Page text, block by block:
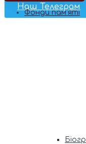
Наш Телеграм
Фонди пам’яті